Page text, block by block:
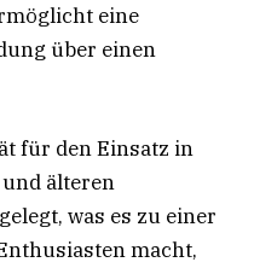
eine
über einen
für den Einsatz in
älteren
was es zu einer
macht,